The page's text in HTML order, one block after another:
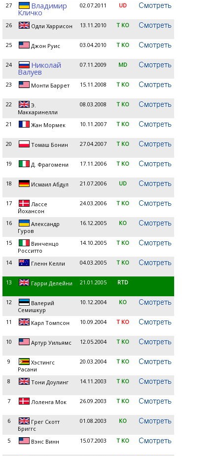
27 Владимир
Кличко
02.07.2011 UD
26 Одли Харрисон 13.11.2010 T KO
25 Джон Руис 03.04.2010 T KO
24 Николай
Валуев
07.11.2009 MD
23 Монти Баррет 15.11.2008 T KO
22
Э.
Маккаринелли
08.03.2008 T KO
21 Жан Мормек 10.11.2007 T KO
20 Томаш Бонин 27.04.2007 T KO
19 Д. Фрагомени 17.11.2006 T KO
18 Исмаил Абдул 21.07.2006 UD
17
Лассе
Йохансон
24.03.2006 T KO
16
Александр
Гуров
16.12.2005 KO
15
Винченцо
Росситто
14.10.2005 T KO
14 Гленн Келли 04.03.2005 T KO
13 Гарри Делейни 21.01.2005 RTD
12
Валерий
Семишкур
10.12.2004 KO
11 Карл Томпсон 10.09.2004 T KO
10 Артур Уильямс 12.05.2004 T KO
9
Хэстингс
Расани
20.03.2004 T KO
8 Тони Доулинг 14.11.2003 T KO
7 Лоленга Мок 26.09.2003 T KO
6
Грег Скотт
Бриггс
01.08.2003 KO
5 Вэнс Винн 15.07.2003 T KO